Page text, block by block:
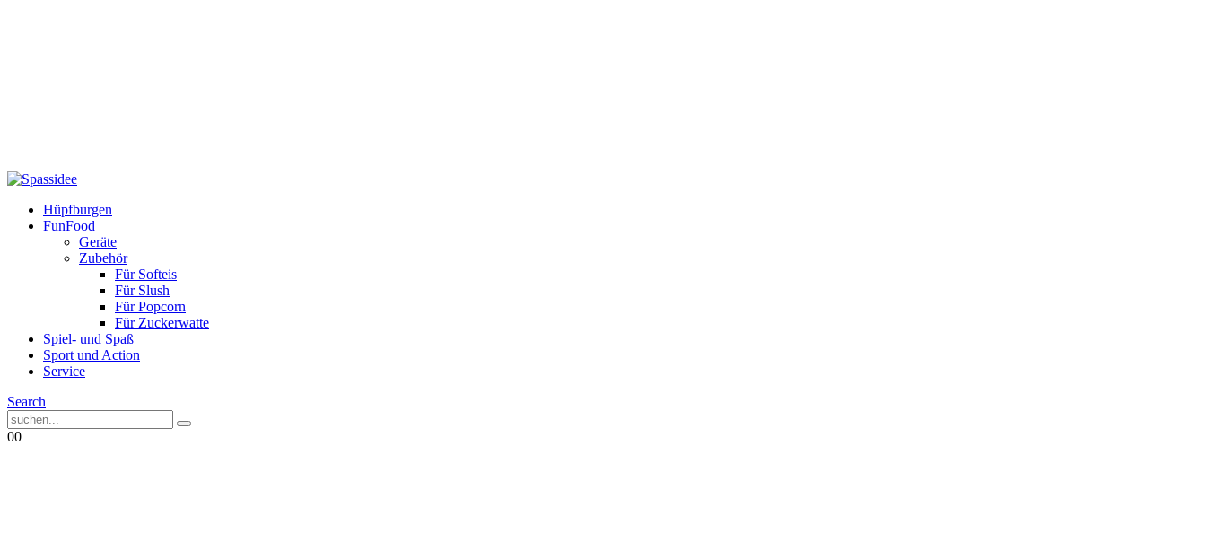
Hüpfburgen
FunFood
Geräte
Zubehör
Für Softeis
Für Slush
Für Popcorn
Für Zuckerwatte
Spiel- und Spaß
Sport und Action
Service
Search
00